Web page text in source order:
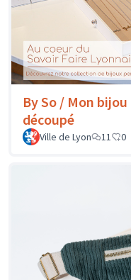
By So / Mon
découpé
Ville de Lyon 11 0